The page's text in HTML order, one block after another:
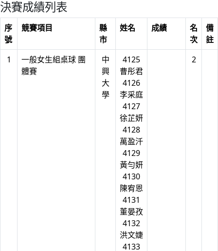
決賽成績列表
序
號
競賽項目
縣
市
姓名 成績
名
次
備
註
1
一般女生組桌球 團
體賽
中
興
大
學
4125
曹彤君
4126
李采庭
4127
徐芷妍
4128
萬盈汘
4129
黃勻妍
4130
陳宥恩
4131
董晏孜
4132
洪文婕
4133
2